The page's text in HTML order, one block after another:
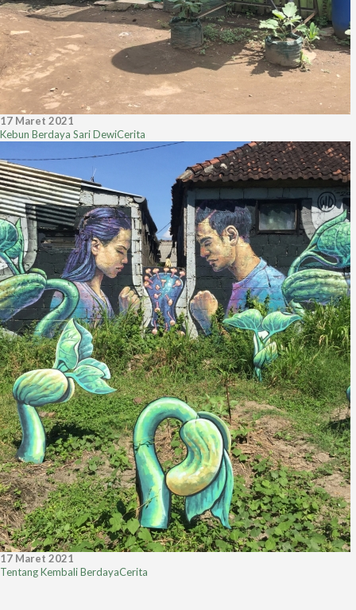
17 Maret 2021
Kebun Berdaya Sari DewiCerita
17 Maret 2021
Tentang Kembali BerdayaCerita